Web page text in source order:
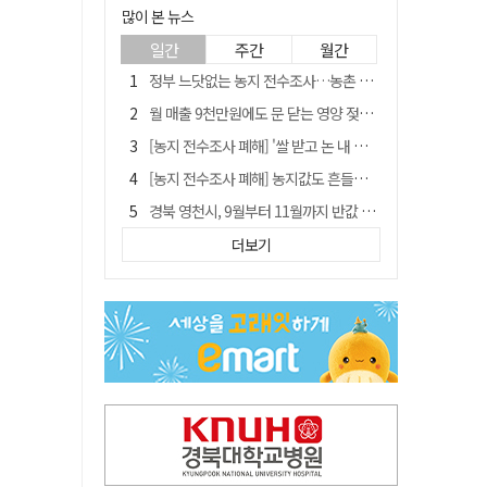
많이 본 뉴스
일간 주간 월간
정부 느닷없는 농지 전수조사…농촌 들쑤시는 '경자유전'의 칼날
월 매출 9천만원에도 문 닫는 영양 젖소농장… "일할 사람이 없어"
[농지 전수조사 폐해] '쌀 받고 논 내 준' 도지농 이제 어쩌나?
[농지 전수조사 폐해] 농지값도 흔들리나…"도지 막히면 헐값 매물 나올 수도"
경북 영천시, 9월부터 11월까지 반값 여행 혜택 제공
국민 51.9% "李 대통령 재판 재개 필요하다"
[농지 전수조사 폐해] 실경작농·청년농 부담도 커진다
아쉬운 태클
김주수 전 의성군수 공덕비 결국 철거… 문화재법 위반 원상복구
더보기